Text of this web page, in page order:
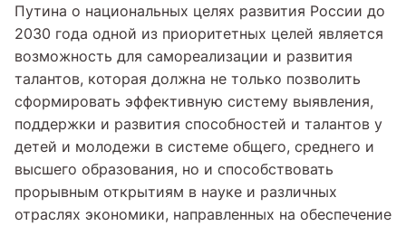
Путина о национальных целях развития России до
2030 года одной из приоритетных целей является
возможность для самореализации и развития
талантов, которая должна не только позволить
сформировать эффективную систему выявления,
поддержки и развития способностей и талантов у
детей и молодежи в системе общего, среднего и
высшего образования, но и способствовать
прорывным открытиям в науке и различных
отраслях экономики, направленных на обеспечение